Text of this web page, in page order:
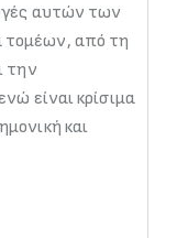
αυτών των
τομέων, από τη
την
είναι κρίσιμα
και